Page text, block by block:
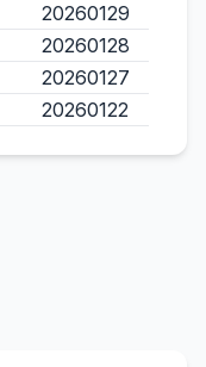
20260129
20260128
20260127
20260122